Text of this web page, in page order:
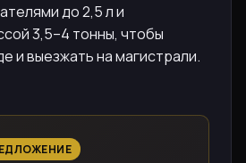
до 2,5 л и
3,5–4 тонны, чтобы
и выезжать на магистрали.